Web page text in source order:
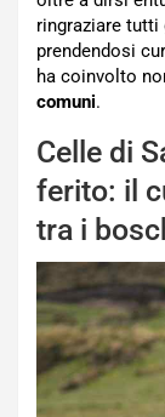
ringraziare tutti
prendendosi
ha coinvolto
comuni.
Celle di
ferito: il
tra i